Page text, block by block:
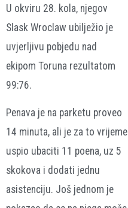
U okviru 28. kola, njegov
Slask Wroclaw ubilježio je
uvjerljivu pobjedu nad
ekipom Toruna rezultatom
99:76.
Penava je na parketu proveo
14 minuta, ali je za to vrijeme
uspio ubaciti 11 poena, uz 5
skokova i dodati jednu
asistenciju. Još jednom je